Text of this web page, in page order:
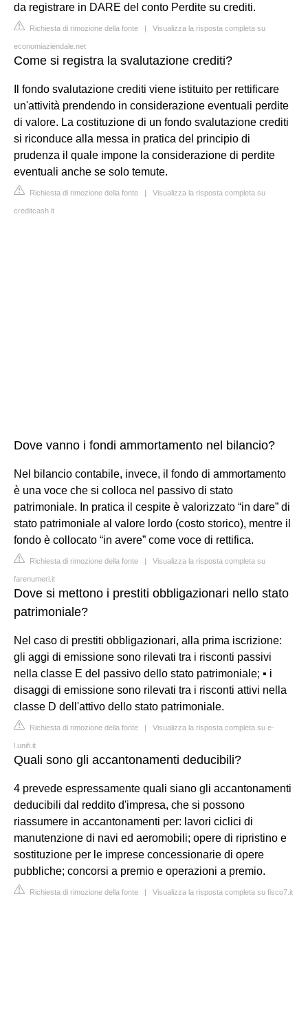
da registrare in DARE del conto Perdite su crediti.
Richiesta di rimozione della fonte | Visualizza la risposta completa su
economiaziendale.net
Come si registra la svalutazione crediti?
Il fondo svalutazione crediti viene istituito per rettificare
un'attività prendendo in considerazione eventuali perdite
di valore. La costituzione di un fondo svalutazione crediti
si riconduce alla messa in pratica del principio di
prudenza il quale impone la considerazione di perdite
eventuali anche se solo temute.
Richiesta di rimozione della fonte | Visualizza la risposta completa su
creditcash.it
Dove vanno i fondi ammortamento nel bilancio?
Nel bilancio contabile, invece, il fondo di ammortamento
è una voce che si colloca nel passivo di stato
patrimoniale. In pratica il cespite è valorizzato “in dare” di
stato patrimoniale al valore lordo (costo storico), mentre il
fondo è collocato “in avere” come voce di rettifica.
Richiesta di rimozione della fonte | Visualizza la risposta completa su
farenumeri.it
Dove si mettono i prestiti obbligazionari nello stato
patrimoniale?
Nel caso di prestiti obbligazionari, alla prima iscrizione:
gli aggi di emissione sono rilevati tra i risconti passivi
nella classe E del passivo dello stato patrimoniale; ▪ i
disaggi di emissione sono rilevati tra i risconti attivi nella
classe D dell'attivo dello stato patrimoniale.
Richiesta di rimozione della fonte | Visualizza la risposta completa su e-
l.unifi.it
Quali sono gli accantonamenti deducibili?
4 prevede espressamente quali siano gli accantonamenti
deducibili dal reddito d'impresa, che si possono
riassumere in accantonamenti per: lavori ciclici di
manutenzione di navi ed aeromobili; opere di ripristino e
sostituzione per le imprese concessionarie di opere
pubbliche; concorsi a premio e operazioni a premio.
Richiesta di rimozione della fonte | Visualizza la risposta completa su fisco7.it